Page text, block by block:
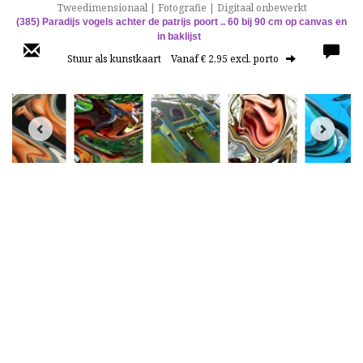
Tweedimensionaal | Fotografie | Digitaal onbewerkt
(385) Paradijs vogels achter de patrijs poort .. 60 bij 90 cm op canvas en
in baklijst
Stuur als kunstkaart Vanaf € 2,95 excl. porto